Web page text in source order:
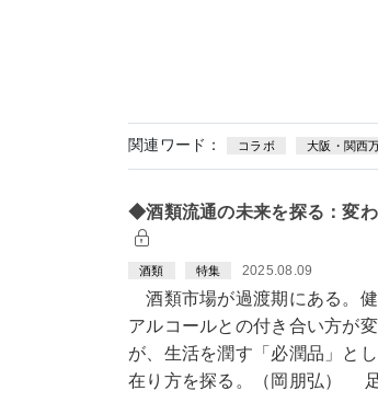
関連ワード： コラボ 大阪・関西
◆酒類流通の未来を探る：変
酒類 特集 2025.08.09
酒類市場が過渡期にある。健
アルコールとの付き合い方が
が、生活を潤す「必潤品」と
在り方を探る。（岡朋弘）